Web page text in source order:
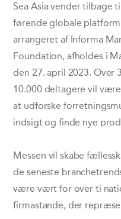
Sea Asia vender tilbage
førende globale
arrangeret af Informa
Foundation, afholdes i
den 27. april 2023. Over
10.000 deltagere vil
at udforske
indsigt og finde nye
Messen vil skabe
de seneste
være vært for over ti
firmastande, der